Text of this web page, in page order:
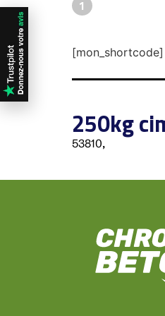
1
[mon_shortcode]
250kg
53810,